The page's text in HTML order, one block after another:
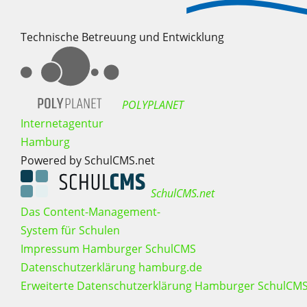
Technische Betreuung und Entwicklung
POLYPLANET
Internetagentur
Hamburg
Powered by SchulCMS.net
SchulCMS.net
Das Content-Management-
System für Schulen
Impressum Hamburger SchulCMS
Datenschutzerklärung hamburg.de
Erweiterte Datenschutzerklärung Hamburger